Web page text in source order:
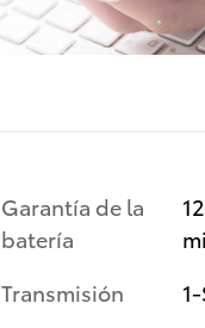
Garantía de la
batería
Transmisión